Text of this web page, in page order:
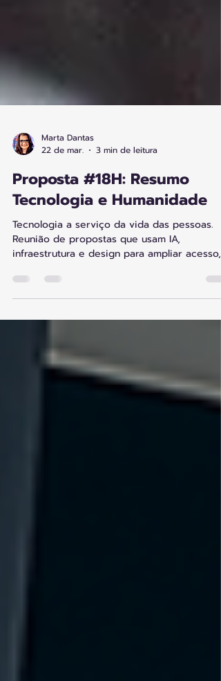
Marta Dantas
22 de mar.
3 min de leitura
Proposta #18H: Resumo
Tecnologia e Humanidade
Reunião de propostas que usam IA,
infraestrutura e design para ampliar acesso,